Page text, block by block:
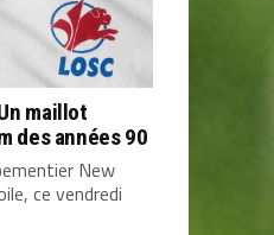
maillot
des années 90
New
ce vendredi